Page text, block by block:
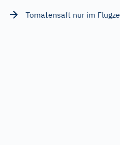
Tomatensaft nur im